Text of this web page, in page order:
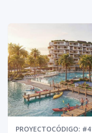
PROYECTOCÓDIGO: #